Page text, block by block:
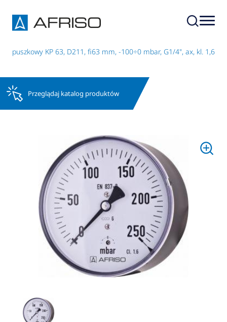
puszkowy KP 63, D211, fi63 mm, -100÷0 mbar, G1/4", ax, kl. 1,6
Przeglądaj katalog produktów